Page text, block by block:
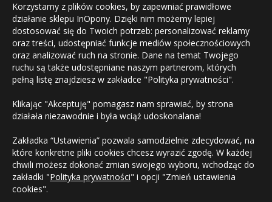
Korzystamy z plików cookies, by zapewniać prawidłowe
działanie sklepu InOpony. Dzięki nim możemy lepiej
dostosować się do Twoich potrzeb: personalizować reklamy
oraz treści, udostępniać funkcje mediów społecznościowych
oraz analizować ruch na stronie. Dane na temat Twojego
ruchu są także udostępniane naszym partnerom, których
pełną listę znajdziesz w zakładce "Polityka prywatności".
Klikając "Akceptuję" pomagasz nam sprawiać, by strona
działała niezawodnie i była wciąż udoskonalana!
Zakładka “Ustawienia” pozwala samodzielnie zdecydować, na
które konkretne pliki cookies chcesz wyrazić zgodę. W każdej
chwili możesz dokonać zmian swojego wyboru, wchodząc do
zakładki "Polityka prywatności" i opcji "Zmień ustawienia
cookies".
Strona główna
Regulamin sklepu
Polityka prywatności
Mapa witryny
Kontakt
Płatności